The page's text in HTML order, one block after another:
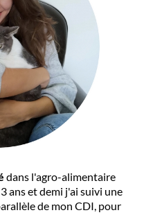
dans l'agro-alimentaire
ans et demi j'ai suivi une
de mon CDI, pour